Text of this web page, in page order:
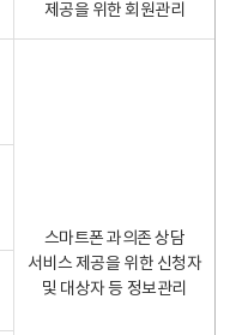
제공을 위한 회원관리
스마트폰 과의존 상담
서비스 제공을 위한 신청자
및 대상자 등 정보관리